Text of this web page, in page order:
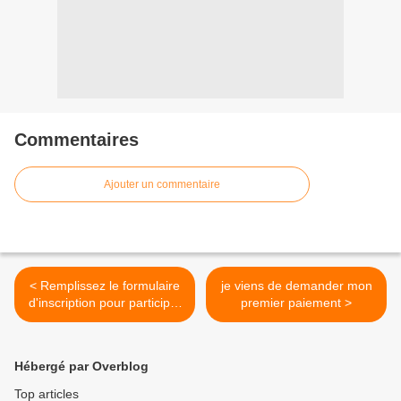
Commentaires
Ajouter un commentaire
< Remplissez le formulaire
d'inscription pour participer
au jeu
je viens de demander mon
premier paiement >
Hébergé par Overblog
Top articles